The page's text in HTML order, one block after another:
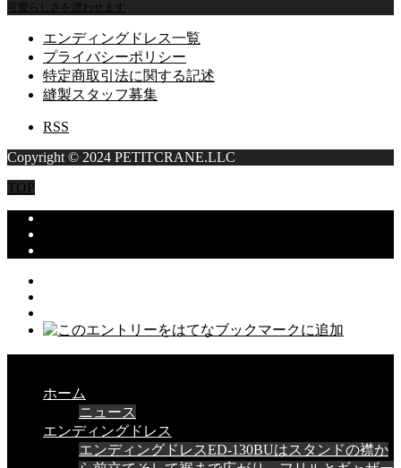
可愛らしさを漂わせます
エンディングドレス一覧
プライバシーポリシー
特定商取引法に関する記述
縫製スタッフ募集
RSS
Copyright © 2024 PETITCRANE.LLC
TOP
ホーム
ニュース
エンディングドレス
エンディングドレスED-130BUはスタンドの襟か